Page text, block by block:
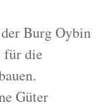
Burg Oybin
für die
Güter